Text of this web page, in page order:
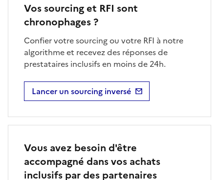
Vos sourcing et RFI sont
chronophages ?
Confier votre sourcing ou votre RFI à notre
algorithme et recevez des réponses de
prestataires inclusifs en moins de 24h.
Lancer un sourcing inversé
Vous avez besoin d'être
accompagné dans vos achats
inclusifs par des partenaires